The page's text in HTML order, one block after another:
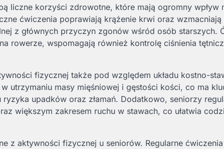
liczne korzyści zdrowotne, które mają ogromny wpływ
ćwiczenia poprawiają krążenie krwi oraz wzmacniają
z głównych przyczyn zgonów wśród osób starszych.
rowerze, wspomagają również kontrolę ciśnienia
fizycznej także pod względem układu kostno-
utrzymaniu masy mięśniowej i gęstości kości, co ma
upadków oraz złamań. Dodatkowo, seniorzy
większym zakresem ruchu w stawach, co ułatwia
z aktywności fizycznej u seniorów. Regularne ćwiczenia